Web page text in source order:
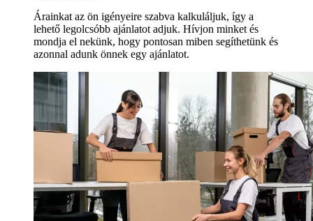
Árainkat az ön igényeire szabva kalkuláljuk, így a
lehető legolcsóbb ajánlatot adjuk. Hívjon minket és
mondja el nekünk, hogy pontosan miben segíthetünk és
azonnal adunk önnek egy ajánlatot.